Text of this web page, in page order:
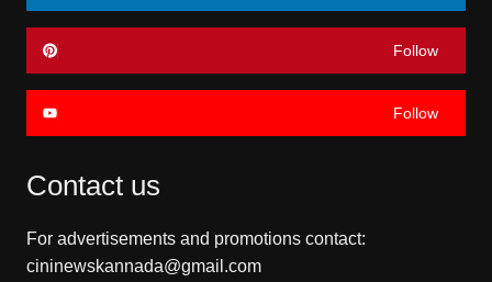
Follow
Follow
Contact us
For advertisements and promotions contact:
cininewskannada@gmail.com